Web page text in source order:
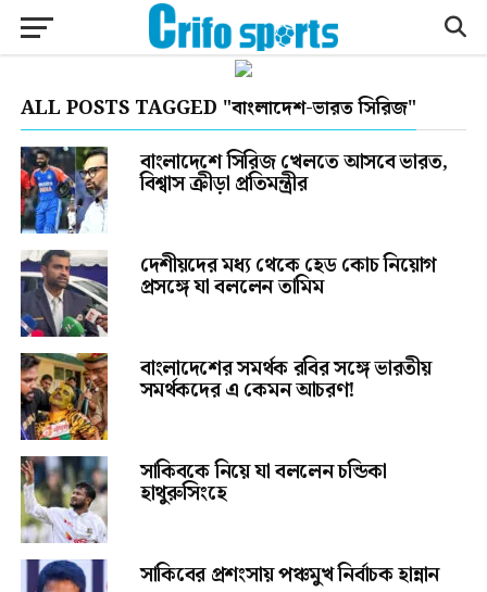
ALL POSTS TAGGED "বাংলাদেশ-ভারত সিরিজ"
বাংলাদেশে সিরিজ খেলতে আসবে ভারত,
বিশ্বাস ক্রীড়া প্রতিমন্ত্রীর
দেশীয়দের মধ্য থেকে হেড কোচ নিয়োগ
প্রসঙ্গে যা বললেন তামিম
বাংলাদেশের সমর্থক রবির সঙ্গে ভারতীয়
সমর্থকদের এ কেমন আচরণ!
সাকিবকে নিয়ে যা বললেন চন্ডিকা
হাথুরুসিংহে
সাকিবের প্রশংসায় পঞ্চমুখ নির্বাচক হান্নান